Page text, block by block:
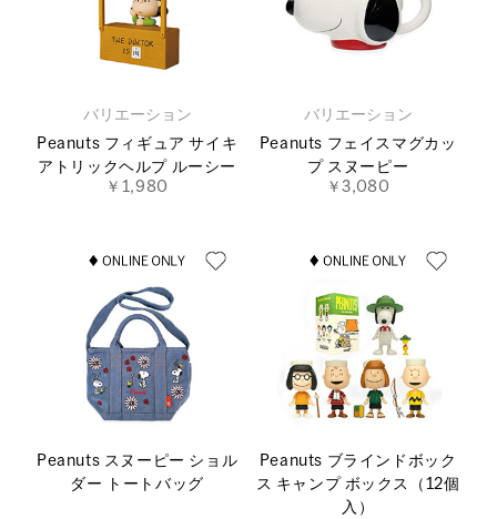
バリエーション
Peanuts フィギュア サイキ
アトリックヘルプ ルーシー
￥1,980
バリエーション
Peanuts フェイスマグカッ
プ スヌーピー
￥3,080
Peanuts スヌーピー ショル
ダー トートバッグ
Peanuts ブラインドボック
ス キャンプ ボックス（12個
入）